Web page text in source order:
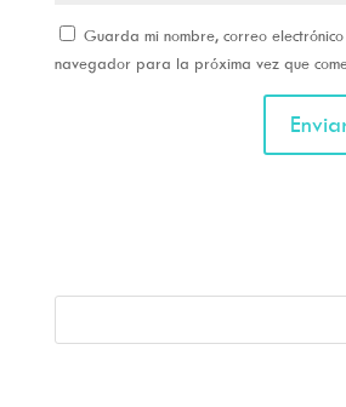
Guarda mi nombre, correo
navegador para la próxima vez que